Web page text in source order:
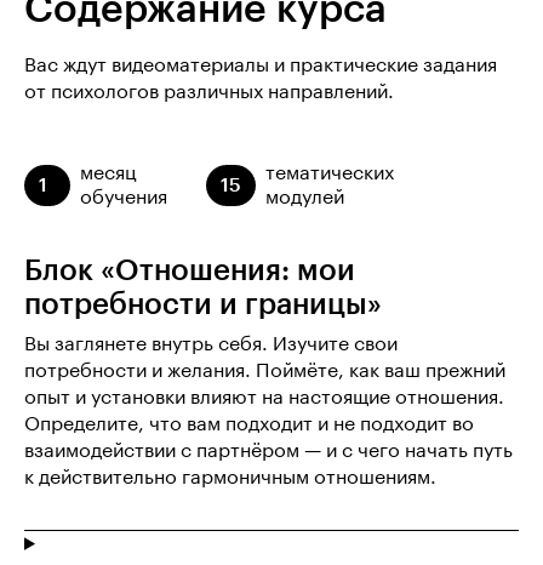
Содержание курса
Вас ждут видеоматериалы и практические задания
от психологов различных направлений.
1
месяц
обучения
15
тематических
модулей
Блок «Отношения: мои
потребности и границы»
Вы заглянете внутрь себя. Изучите свои
потребности и желания. Поймёте, как ваш прежний
опыт и установки влияют на настоящие отношения.
Определите, что вам подходит и не подходит во
взаимодействии с партнёром — и с чего начать путь
к действительно гармоничным отношениям.